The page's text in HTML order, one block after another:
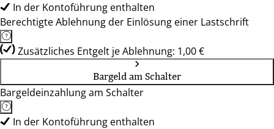
In der Kontoführung enthalten
Berechtigte Ablehnung der Einlösung einer Lastschrift
Zusätzliches Entgelt je Ablehnung: 1,00 €
Bargeld am Schalter
Bargeldeinzahlung am Schalter
In der Kontoführung enthalten